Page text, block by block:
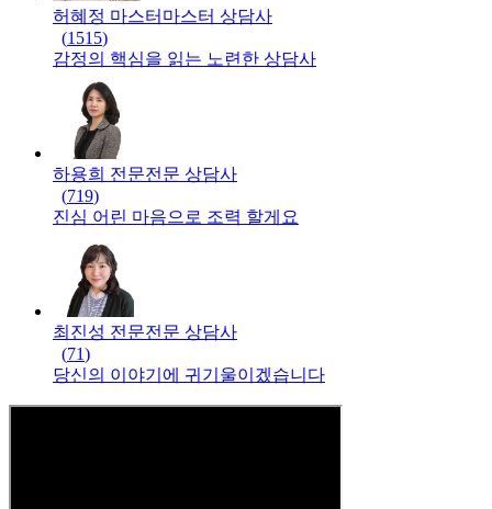
허혜정 마스터 마스터 상담사
(1515)
감정의 핵심을 읽는 노련한 상담사
하용희 전문전문 상담사
(719)
진심 어린 마음으로 조력 할게요
최진성 전문전문 상담사
(71)
당신의 이야기에 귀기울이겠습니다